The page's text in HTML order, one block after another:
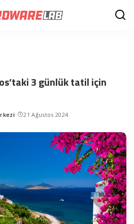
3 günlük tatil için
21 Ağustos 2024